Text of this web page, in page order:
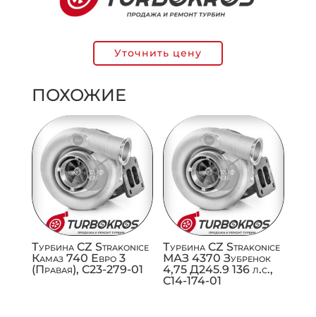
Уточнить цену
ПОХОЖИЕ
Турбина CZ Strakonice
Камаз 740 Евро 3
(Правая), C23-279-01
Турбина CZ Strakonice
МАЗ 4370 Зубренок
4,75 Д245.9 136 л.с.,
C14-174-01